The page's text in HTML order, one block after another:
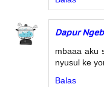
Dapur
mbaaa aku
nyusul ke
Balas